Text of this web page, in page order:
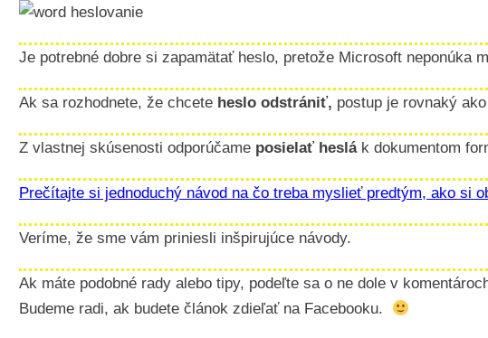
Je potrebné dobre si zapamätať heslo, pretože Microsoft neponúka
Ak sa rozhodnete, že chcete heslo odstrániť, postup je rovnaký
Z vlastnej skúsenosti odporúčame posielať heslák dokumentom
Prečítajte si jednoduchý návod na čo treba myslieť predtým, ako si
Veríme, že sme vám priniesli inšpirujúce návody.
Ak máte podobné rady alebo tipy, podeľte sa o ne dole v
Budeme radi, ak budete článok zdieľať na Facebooku.